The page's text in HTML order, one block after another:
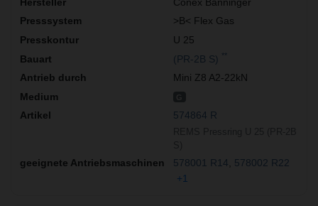
>B< Flex Gas
U 25
(PR-2B S)
Mini Z8 A2-22kN
574864 R
578001 R14
578002 R22
+1